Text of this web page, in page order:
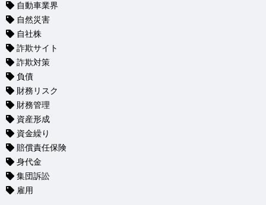
自動車業界
自然災害
自社株
詐欺サイト
詐欺対策
負債
財務リスク
財務管理
資産形成
資金繰り
賠償責任保険
身代金
集団訴訟
雇用